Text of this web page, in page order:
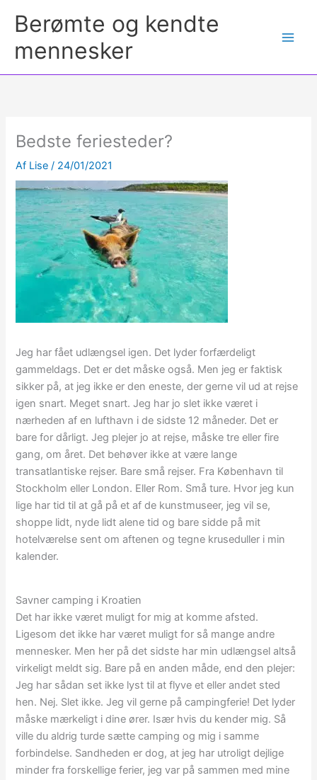
Berømte og kendte
mennesker
Bedste feriesteder?
Af Lise/ 24/01/2021
Jeg har fået udlængsel igen. Det lyder forfærdeligt
gammeldags. Det er det måske også. Men jeg er faktisk
sikker på, at jeg ikke er den eneste, der gerne vil ud at rejse
igen snart. Meget snart. Jeg har jo slet ikke været i
nærheden af en lufthavn i de sidste 12 måneder. Det er
bare for dårligt. Jeg plejer jo at rejse, måske tre eller fire
gang, om året. Det behøver ikke at være lange
transatlantiske rejser. Bare små rejser. Fra København til
Stockholm eller London. Eller Rom. Små ture. Hvor jeg kun
lige har tid til at gå på et af de kunstmuseer, jeg vil se,
shoppe lidt, nyde lidt alene tid og bare sidde på mit
hotelværelse sent om aftenen og tegne kruseduller i min
kalender.
Savner camping i Kroatien
Det har ikke været muligt for mig at komme afsted.
Ligesom det ikke har været muligt for så mange andre
mennesker. Men her på det sidste har min udlængsel altså
virkeligt meldt sig. Bare på en anden måde, end den plejer:
Jeg har sådan set ikke lyst til at flyve et eller andet sted
hen. Nej. Slet ikke. Jeg vil gerne på campingferie! Det lyder
måske mærkeligt i dine ører. Især hvis du kender mig. Så
ville du aldrig turde sætte camping og mig i samme
forbindelse. Sandheden er dog, at jeg har utroligt dejlige
minder fra forskellige ferier, jeg var på sammen med mine